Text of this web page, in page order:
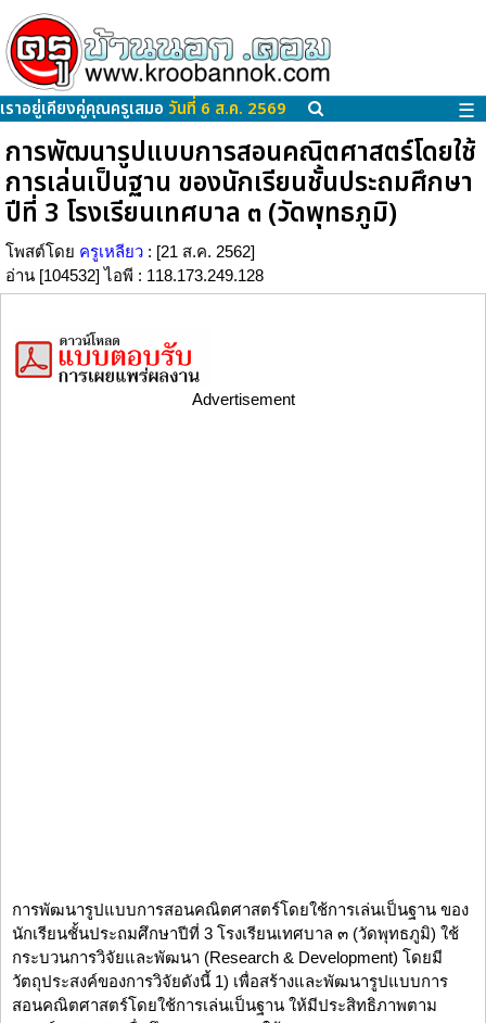
เราอยู่เคียงคู่คุณครูเสมอ วันที่ 6 ส.ค. 2569 ☰
การพัฒนารูปแบบการสอนคณิตศาสตร์โดยใช้
การเล่นเป็นฐาน ของนักเรียนชั้นประถมศึกษา
ปีที่ 3 โรงเรียนเทศบาล ๓ (วัดพุทธภูมิ)
โพสต์โดย ครูเหลียว : [21 ส.ค. 2562]
อ่าน [104532] ไอพี : 118.173.249.128
Advertisement
การพัฒนารูปแบบการสอนคณิตศาสตร์โดยใช้การเล่นเป็นฐาน ของ
นักเรียนชั้นประถมศึกษาปีที่ 3 โรงเรียนเทศบาล ๓ (วัดพุทธภูมิ) ใช้
กระบวนการวิจัยและพัฒนา (Research & Development) โดยมี
วัตถุประสงค์ของการวิจัยดังนี้ 1) เพื่อสร้างและพัฒนารูปแบบการ
สอนคณิตศาสตร์โดยใช้การเล่นเป็นฐาน ให้มีประสิทธิภาพตาม